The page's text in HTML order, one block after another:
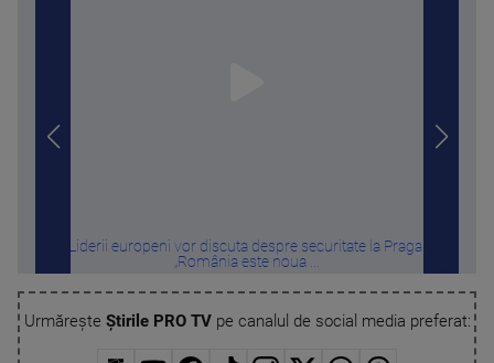
Liderii europeni vor discuta despre securitate la Praga.
„România este noua ...
Urmărește Știrile PRO TVpe canalul de social media preferat: